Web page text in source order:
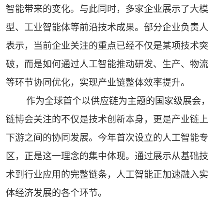
智能带来的变化。与此同时，多家企业展示了大模
型、工业智能体等前沿技术成果。部分企业负责人
表示，当前企业关注的重点已经不仅是某项技术突
破，而是如何通过人工智能推动研发、生产、物流
等环节协同优化，实现产业链整体效率提升。
作为全球首个以供应链为主题的国家级展会，
链博会关注的不仅是技术创新本身，更是产业链上
下游之间的协同发展。今年首次设立的人工智能专
区，正是这一理念的集中体现。通过展示从基础技
术到行业应用的完整链条，人工智能正加速融入实
体经济发展的各个环节。